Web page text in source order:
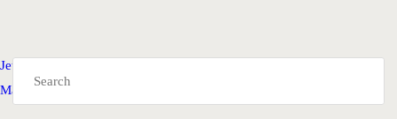
Jetton Games казино — играть онлайн бесплатно и на деньги
Mayıs 4, 2026